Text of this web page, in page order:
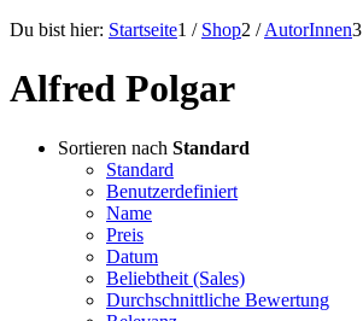
Du bist hier: Startseite1 / Shop2 / AutorInnen3
Alfred Polgar
Sortieren nach Standard
Standard
Benutzerdefiniert
Name
Preis
Datum
Beliebtheit (Sales)
Durchschnittliche Bewertung